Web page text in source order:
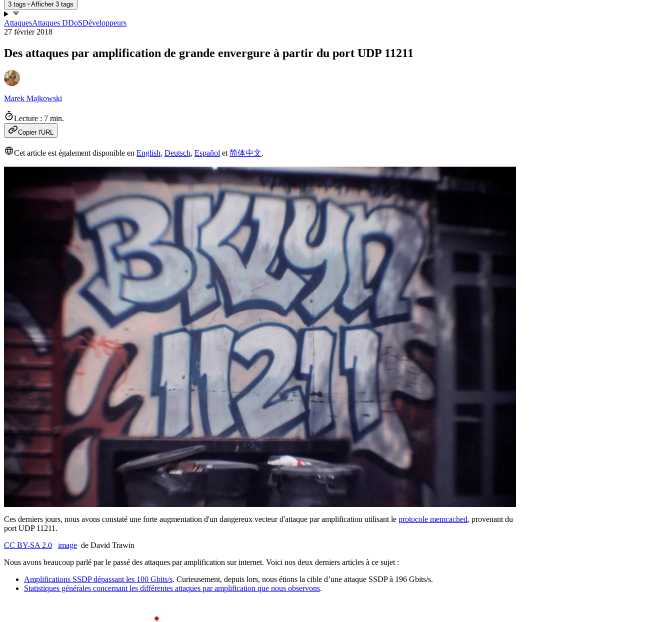
3 tags Afficher 3 tags
AttaquesAttaques DDoSDéveloppeurs
27 février 2018
Des attaques par amplification de grande envergure à partir du port UDP 11211
Marek Majkowski
Lecture : 7 min.
Copier l'URL
Cet article est également disponible en English, Deutsch, Español et 简体中文.
Ces derniers jours, nous avons constaté une forte augmentation d'un dangereux vecteur d'attaque par amplification utilisant le protocole memcached, provenant du
port UDP 11211.
CC BY-SA 2.0
image de David Trawin
Nous avons beaucoup parlé par le passé des attaques par amplification sur internet. Voici nos deux derniers articles à ce sujet :
Amplifications SSDP dépassant les 100 Gbits/s. Curieusement, depuis lors, nous étions la cible d’une attaque SSDP à 196 Gbits/s.
Statistiques générales concernant les différentes attaques par amplification que nous observons.